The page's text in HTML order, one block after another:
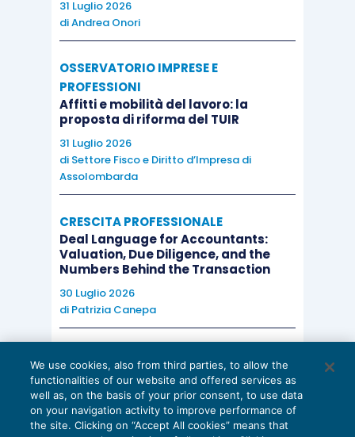
31 Luglio 2026
diAndrea Onori
OSSERVATORIO IMPRESE E
PROFESSIONI
Affitti e mobilità del lavoro: la
proposta di riforma del TUIR
31 Luglio 2026
di Settore Fisco e Diritto d’Impresa di
Assolombarda
CRESCITA PROFESSIONALE
Deal Language for Accountants:
Valuation, Due Diligence, and the
Numbers Behind the Transaction
30 Luglio 2026
di Patrizia Canepa
EU AI Act e studi professionali: le
scadenze concrete
27 Luglio 2026
di Diego BarberieStefano Dovier
We use cookies, also from third parties, to allow the
functionalities of our website and offered services as
well as, on the basis of your prior consent, to use data
on your navigation activity to improve performance of
the site. Clicking on “Accept All cookies” means that